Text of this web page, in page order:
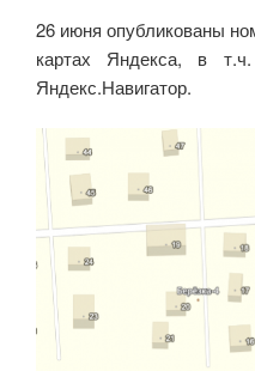
26 июня опубликованы
картах Яндекса, в
Яндекс.Навигатор.